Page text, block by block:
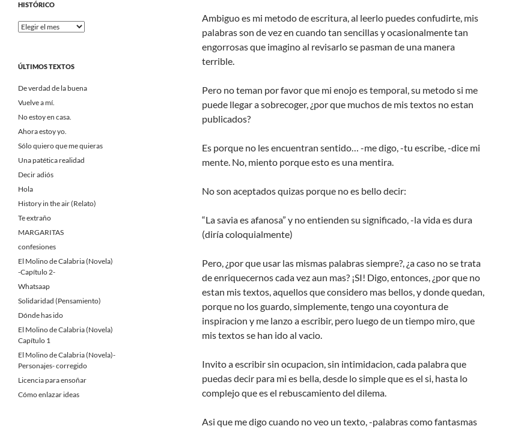
Ambiguo es mi metodo de escritura, al leerlo puedes confudirte, mis
palabras son de vez en cuando tan sencillas y ocasionalmente tan
engorrosas que imagino al revisarlo se pasman de una manera
terrible.
Pero no teman por favor que mi enojo es temporal, su metodo si me
puede llegar a sobrecoger, ¿por que muchos de mis textos no estan
publicados?
Es porque no les encuentran sentido… -me digo, -tu escribe, -dice mi
mente. No, miento porque esto es una mentira.
No son aceptados quizas porque no es bello decir:
“La savia es afanosa” y no entienden su significado, -la vida es dura
(diría coloquialmente)
Pero, ¿por que usar las mismas palabras siempre?, ¿a caso no se trata
de enriquecernos cada vez aun mas? ¡SI! Digo, entonces, ¿por que no
estan mis textos, aquellos que considero mas bellos, y donde quedan,
porque no los guardo, simplemente, tengo una coyontura de
inspiracion y me lanzo a escribir, pero luego de un tiempo miro, que
mis textos se han ido al vacio.
Invito a escribir sin ocupacion, sin intimidacion, cada palabra que
puedas decir para mi es bella, desde lo simple que es el si, hasta lo
complejo que es el rebuscamiento del dilema.
Asi que me digo cuando no veo un texto, -palabras como fantasmas
HISTÓRICO
Histórico
ÚLTIMOS TEXTOS
De verdad de la buena
Vuelve a mí.
No estoy en casa.
Ahora estoy yo.
Sólo quiero que me quieras
Una patética realidad
Decir adiós
Hola
History in the air (Relato)
Te extraño
MARGARITAS
confesiones
El Molino de Calabria (Novela)
-Capítulo 2-
Whatsaap
Solidaridad (Pensamiento)
Dónde has ido
El Molino de Calabria (Novela)
Capítulo 1
El Molino de Calabria (Novela)-
Personajes- corregido
Licencia para ensoñar
Cómo enlazar ideas